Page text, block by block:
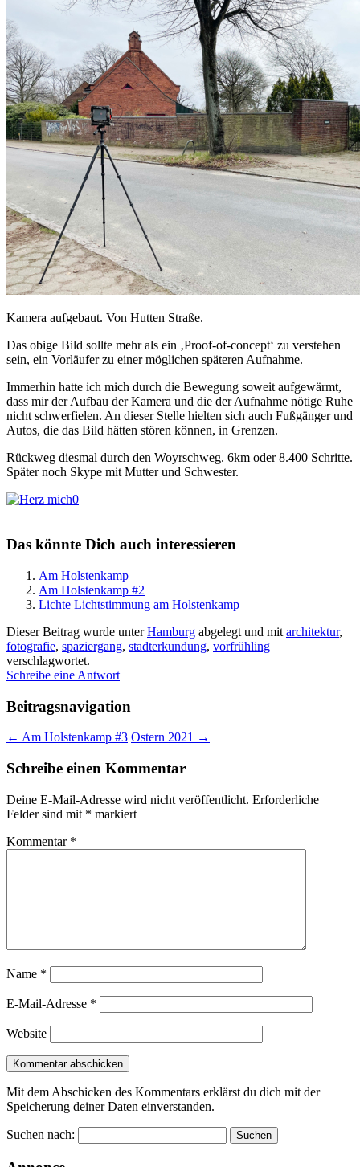
Kamera aufgebaut. Von Hutten Straße.
Das obige Bild sollte mehr als ein ‚Proof-of-concept‘ zu verstehen
sein, ein Vorläufer zu einer möglichen späteren Aufnahme.
Immerhin hatte ich mich durch die Bewegung soweit aufgewärmt,
dass mir der Aufbau der Kamera und die der Aufnahme nötige Ruhe
nicht schwerfielen. An dieser Stelle hielten sich auch Fußgänger und
Autos, die das Bild hätten stören können, in Grenzen.
Rückweg diesmal durch den Woyrschweg. 6km oder 8.400 Schritte.
Später noch Skype mit Mutter und Schwester.
0
Das könnte Dich auch interessieren
Am Holstenkamp
Am Holstenkamp #2
Lichte Lichtstimmung am Holstenkamp
Dieser Beitrag wurde unterHamburg abgelegt und mit architektur,
fotografie, spaziergang, stadterkundung, vorfrühling
verschlagwortet.
Schreibe eine Antwort
Beitragsnavigation
← Am Holstenkamp #3 Ostern 2021 →
Schreibe einen Kommentar
Deine E-Mail-Adresse wird nicht veröffentlicht. Erforderliche
Felder sind mit * markiert
Kommentar *
Name *
E-Mail-Adresse *
Website
Mit dem Abschicken des Kommentars erklärst du dich mit der
Speicherung deiner Daten einverstanden.
Suchen nach: